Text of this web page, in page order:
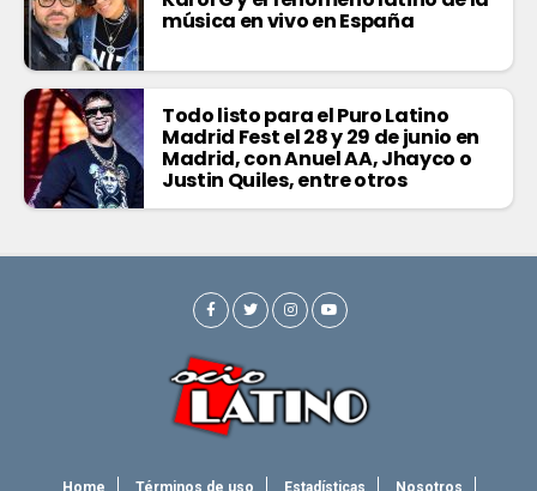
música en vivo en España
Todo listo para el Puro Latino
Madrid Fest el 28 y 29 de junio en
Madrid, con Anuel AA, Jhayco o
Justin Quiles, entre otros